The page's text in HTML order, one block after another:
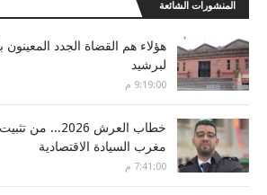
المنشورات الشائعة
هؤلاء هم القضاة الجدد المعينون
لبرشيد
9:19:00 م
خطاب العرش
مغرب السيادة الاقتصادية
7:41:00 م